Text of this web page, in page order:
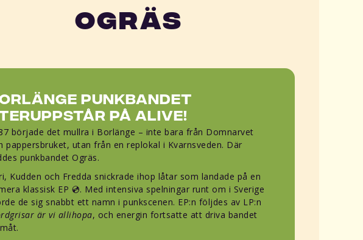
Ogräs
punkbandet
på Alive!
började det mullra i Borlänge – inte bara från Domnarvet
pappersbruket, utan från en replokal i Kvarnsveden. Där
punkbandet Ogräs.
Kudden och Fredda snickrade ihop låtar som landade på en
klassisk EP 💿. Med intensiva spelningar runt om i Sverige
de sig snabbt ett namn i punkscenen. EP:n följdes av LP:n
är vi allihopa, och energin fortsatte att driva bandet